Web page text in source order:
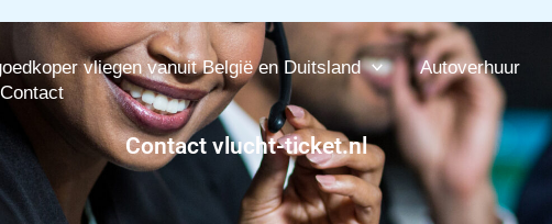
vliegen vanuit België en Duitsland
Autoverhuur
Contact
Contact vlucht-ticket.nl